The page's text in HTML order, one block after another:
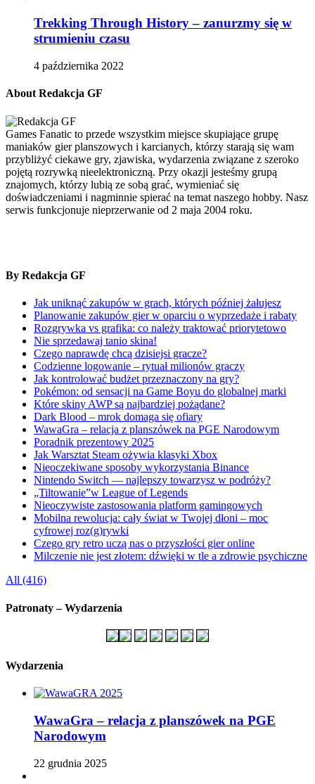
Trekking Through History – zanurzmy się w
strumieniu czasu
4 października 2022
About Redakcja GF
Games Fanatic to przede wszystkim miejsce skupiające grupę
maniaków gier planszowych i karcianych, którzy starają się wam
przybliżyć ciekawe gry, zjawiska, wydarzenia związane z szeroko
pojętą rozrywką nieelektroniczną. Przy okazji jesteśmy grupą
znajomych, którzy lubią ze sobą grać, wymieniać się
doświadczeniami i nagminnie spierać na temat naszego hobby. Nasz
serwis funkcjonuje nieprzerwanie od 2 maja 2004 roku.
By Redakcja GF
Jak uniknąć zakupów w grach, których później żałujesz
Planowanie zakupów gier w oparciu o wyprzedaże i rabaty
Rozgrywka vs grafika: co należy traktować priorytetowo
Nie sprzedawaj tanio skina!
Czego naprawdę chcą dzisiejsi gracze?
Codzienne logowanie – rytuał milionów graczy
Jak kontrolować budżet przeznaczony na gry?
Pokémon: od sensacji na Game Boyu do globalnej marki
Które skiny AWP są najbardziej pożądane?
Dark Blood – mrok domaga się ofiary
WawaGra – relacja z planszówek na PGE Narodowym
Poradnik prezentowy 2025
Jak Warsztat Steam ożywia klasyki Xbox
Nieoczekiwane sposoby wykorzystania Binance
Nintendo Switch — najlepszy towarzysz w podróży?
„Tiltowanie”w League of Legends
Nieoczywiste zastosowania platform gamingowych
Mobilna rewolucja: cały świat w Twojej dłoni – moc
cyfrowej roz(g)rywki
Czego gry retro uczą nas o przyszłości gier online
Milczenie nie jest złotem: dźwięki w tle a zdrowie psychiczne
All (416)
Patronaty – Wydarzenia
Wydarzenia
WawaGra – relacja z planszówek na PGE
Narodowym
22 grudnia 2025